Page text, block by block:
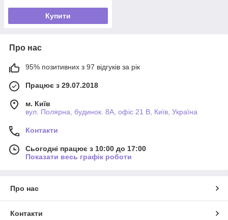
Купити
Про нас
95% позитивних з 97 відгуків за рік
Працює з 29.07.2018
м. Київ
вул. Полярна, будинок. 8А, офіс 21 В, Київ, Україна
Контакти
Сьогодні працює з 10:00 до 17:00
Показати весь графік роботи
Про нас
Контакти